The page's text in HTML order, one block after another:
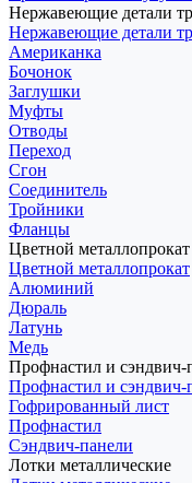
Нержавеющие детали
Нержавеющие детали
Американка
Бочонок
Заглушки
Муфты
Отводы
Переход
Сгон
Соединитель
Тройники
Фланцы
Цветной металлопрокат
Цветной металлопрокат
Алюминий
Дюраль
Латунь
Медь
Профнастил и сэндвич-
Профнастил и сэндвич-
Гофрированный лист
Профнастил
Сэндвич-панели
Лотки металлические